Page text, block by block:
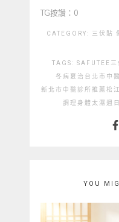
TG按讚：0
CATEGORY: 三伏貼
TAGS: SAFUTEE 三
冬病夏治 台北市中
新北市中醫診所推薦 松
調理 身體太濕 週
YOU